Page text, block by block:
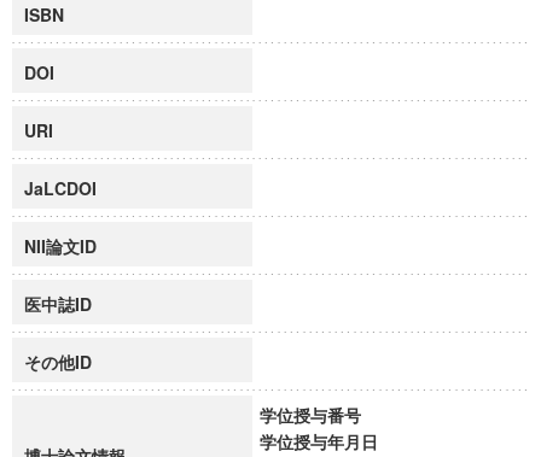
ISBN
DOI
URI
JaLCDOI
NII論文ID
医中誌ID
その他ID
学位授与番号
学位授与年月日